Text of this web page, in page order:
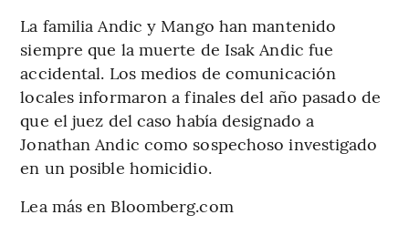
La familia Andic y Mango han mantenido
siempre que la muerte de Isak Andic fue
accidental. Los medios de comunicación
locales informaron a finales del año pasado de
que el juez del caso había designado a
Jonathan Andic como sospechoso investigado
en un posible homicidio.
Lea más en Bloomberg.com